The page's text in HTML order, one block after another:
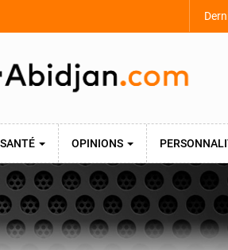
SANTÉ OPINIONS